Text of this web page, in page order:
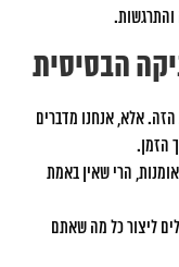
הבסיסית
הזה. אלא, אנחנו מדברים
הזמן.
הרי שאין באמת
ליצור כל מה שאתם